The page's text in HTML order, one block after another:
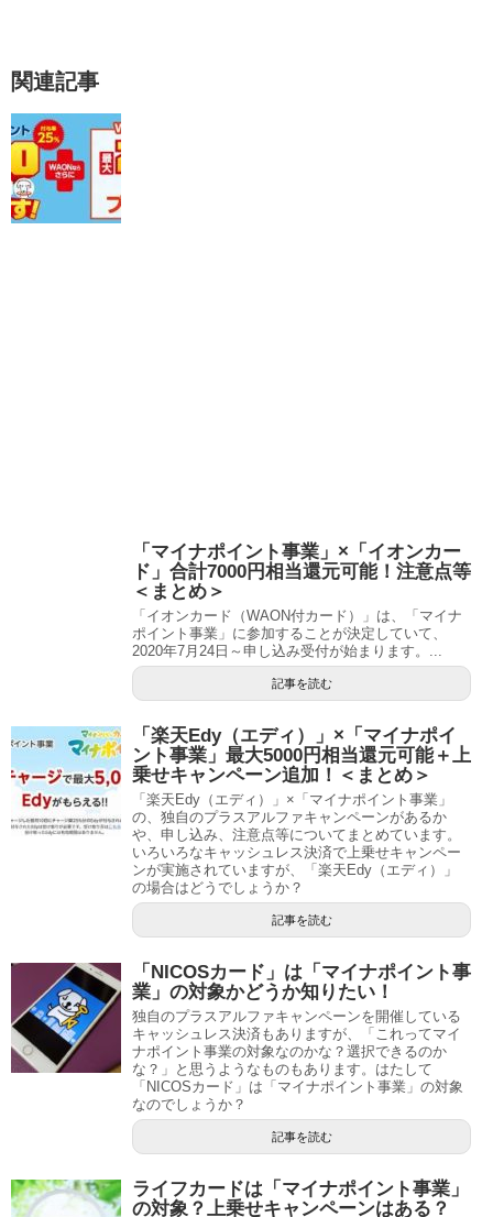
関連記事
「マイナポイント事業」×「イオンカー
ド」合計7000円相当還元可能！注意点等
＜まとめ＞
「イオンカード（WAON付カード）」は、「マイナ
ポイント事業」に参加することが決定していて、
2020年7月24日～申し込み受付が始まります。...
記事を読む
「楽天Edy（エディ）」×「マイナポイ
ント事業」最大5000円相当還元可能＋上
乗せキャンペーン追加！＜まとめ＞
「楽天Edy（エディ）」×「マイナポイント事業」
の、独自のプラスアルファキャンペーンがあるか
や、申し込み、注意点等についてまとめています。
いろいろなキャッシュレス決済で上乗せキャンペー
ンが実施されていますが、「楽天Edy（エディ）」
の場合はどうでしょうか？
記事を読む
「NICOSカード」は「マイナポイント事
業」の対象かどうか知りたい！
独自のプラスアルファキャンペーンを開催している
キャッシュレス決済もありますが、「これってマイ
ナポイント事業の対象なのかな？選択できるのか
な？」と思うようなものもあります。はたして
「NICOSカード」は「マイナポイント事業」の対象
なのでしょうか？
記事を読む
ライフカードは「マイナポイント事業」
の対象？上乗せキャンペーンはある？